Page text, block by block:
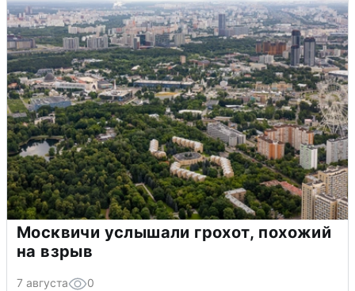
Москвичи услышали грохот, похожий
на взрыв
7 августа 0